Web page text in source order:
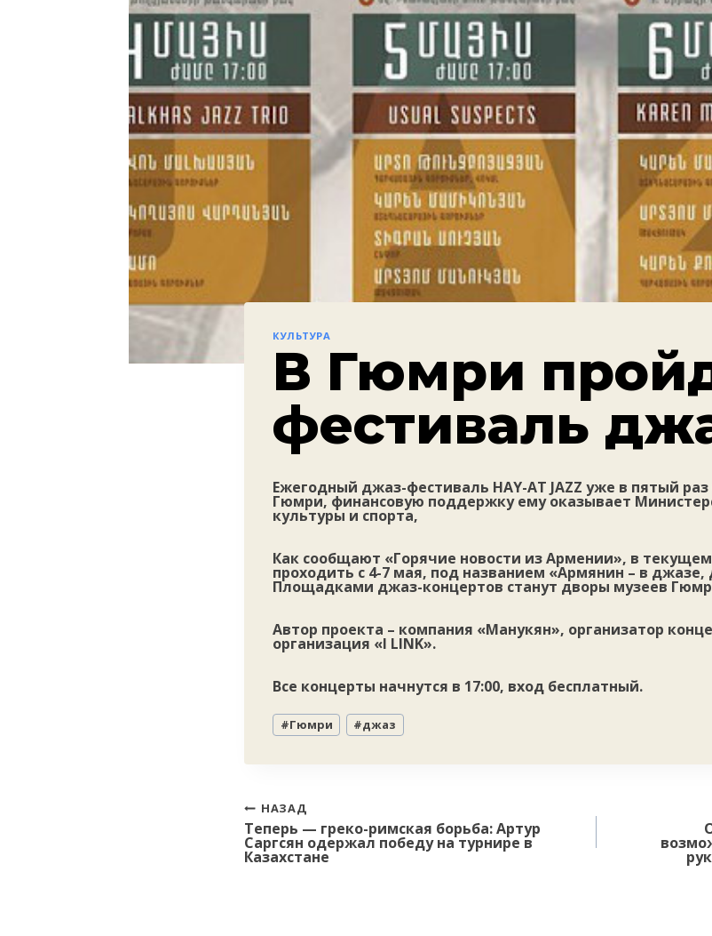
КУЛЬТУРА
В Гюмри
фестиваль
Ежегодный джаз-фестиваль HAY-AT JAZZ уже в пятый
Гюмри, финансовую поддержку ему оказывает
культуры и спорта,
Как сообщают «Горячие новости из Армении», в
проходить с 4-7 мая, под названием «Армянин – в
Площадками джаз-концертов станут дворы музеев
Автор проекта – компания «Манукян», организатор
организация «I LINK».
Все концерты начнутся в 17:00, вход бесплатный.
Метки
записи:
#Гюмри #джаз
Навигация
по
записям
НАЗАД
Теперь — греко-римская борьба: Артур
Саргсян одержал победу на турнире в
Казахстане